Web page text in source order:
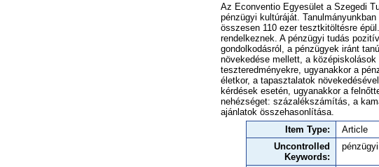
Az Econventio Egyesület a Szegedi
pénzügyi kultúráját.
összesen 110 ezer tesztkitöltésre
rendelkeznek. A pénzügyi tudás
gondolkodásról, a pénzügyek iránt
növekedése mellett, a
teszteredményekre, ugyanakkor a
életkor, a tapasztalatok
kérdések esetén, ugyanakkor a
nehézséget: százalékszámítás, a
ajánlatok összehasonlítása.
Item Type:
Article
Uncontrolled
Keywords: